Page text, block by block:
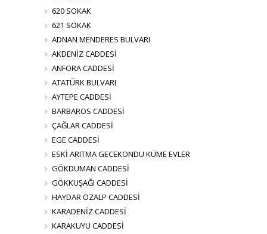
620 SOKAK
621 SOKAK
ADNAN MENDERES BULVARI
AKDENİZ CADDESİ
ANFORA CADDESİ
ATATÜRK BULVARI
AYTEPE CADDESİ
BARBAROS CADDESİ
ÇAĞLAR CADDESİ
EGE CADDESİ
ESKİ ARITMA GECEKONDU KÜME EVLER
GÖKDUMAN CADDESİ
GÖKKUŞAĞI CADDESİ
HAYDAR ÖZALP CADDESİ
KARADENİZ CADDESİ
KARAKUYU CADDESİ